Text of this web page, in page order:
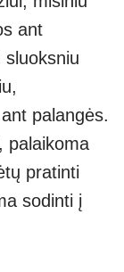
ant
sluoksniu
palangės.
palaikoma
pratinti
sodinti į